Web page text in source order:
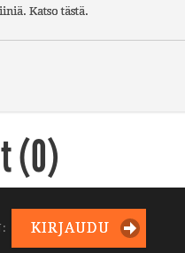
Katso tästä.
(0)
KIRJAUDU